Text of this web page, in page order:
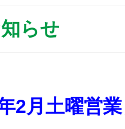
らせ
2月土曜営